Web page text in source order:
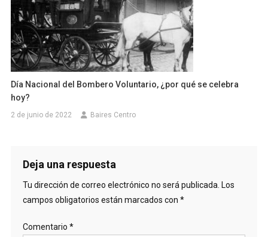
Día Nacional del Bombero Voluntario, ¿por qué se celebra
hoy?
2 de junio de 2022 Baires Centro
Deja una respuesta
Tu dirección de correo electrónico no será publicada. Los
campos obligatorios están marcados con *
Comentario *